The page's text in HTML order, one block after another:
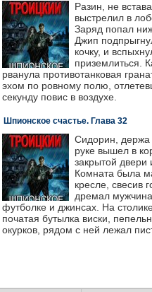
Разин, не
выстрелил в
Заряд попал
Джип
кочку, и
приземлиться.
рванула противотанковая
эхом по ровному полю,
секунду повис в воздухе.
Шпионское счастье. Глава 32
Сидорин, держа
руке вышел в
закрытой двери
Комната была
кресле, свесив
дремал
футболке и джинсах. На
початая бутылка виски,
окурков, рядом с ней лежал